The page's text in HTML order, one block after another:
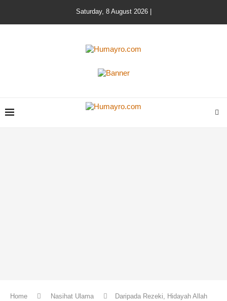
Saturday, 8 August 2026 |
Home Nasihat Ulama
Daripada Rezeki, Hidayah Allah